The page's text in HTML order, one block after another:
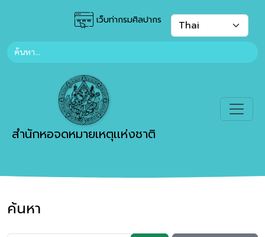
เว็บท่ากรมศิลปากร
สำนักหอจดหมายเหตุเเห่งชาติ
ค้นหา